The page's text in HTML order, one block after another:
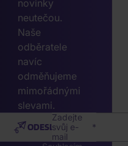
novinky
neutečou.
Naše
odběratele
navíc
odměňujeme
mimořádnými
slevami.
Zadejte
svůj e-
mail
ODESLAT